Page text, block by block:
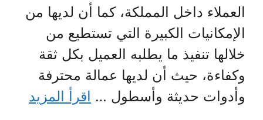
العملاء داخل المملكة، كما أن لديها من
الإمكانيات الكبيرة التي تستطيع من
خلالها تنفيذ ما يطلبه العميل بكل ثقة
وكفاءة، حيث أن لديها عمالة محترفة
وأدوات حديثة وأسطول … اقرأ المزيد